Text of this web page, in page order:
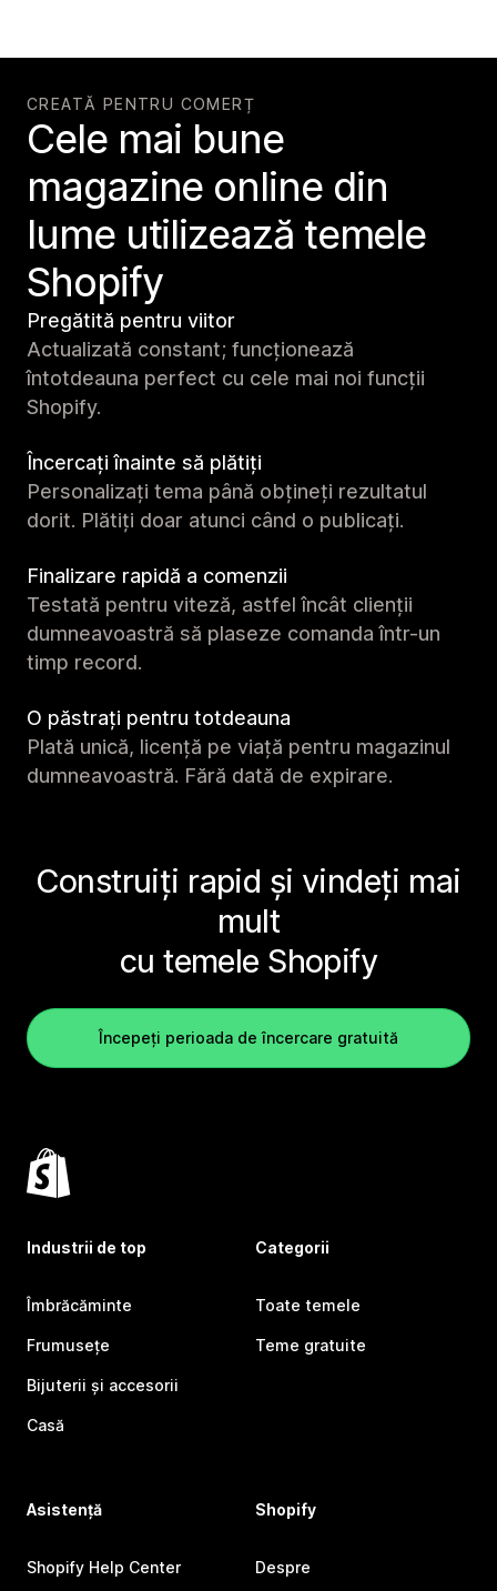
CREATĂ PENTRU COMERȚ
Cele mai bune
magazine online din
lume utilizează temele
Shopify
Pregătită pentru viitor
Actualizată constant; funcționează
întotdeauna perfect cu cele mai noi funcții
Shopify.
Încercați înainte să plătiți
Personalizați tema până obțineți rezultatul
dorit. Plătiți doar atunci când o publicați.
Finalizare rapidă a comenzii
Testată pentru viteză, astfel încât clienții
dumneavoastră să plaseze comanda într-un
timp record.
O păstrați pentru totdeauna
Plată unică, licență pe viață pentru magazinul
dumneavoastră. Fără dată de expirare.
Construiți rapid și vindeți mai
mult
cu temele Shopify
Începeți perioada de încercare gratuită
Industrii de top
Îmbrăcăminte
Frumusețe
Bijuterii și accesorii
Casă
Categorii
Toate temele
Teme gratuite
Asistență
Shopify Help Center
Shopify
Despre